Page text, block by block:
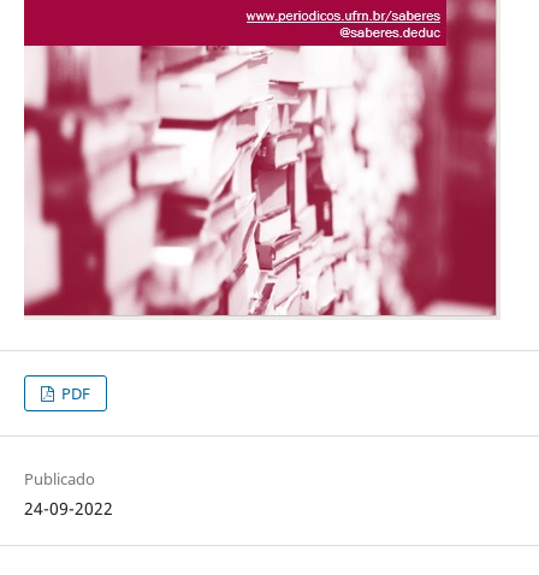
PDF
Publicado
24-09-2022